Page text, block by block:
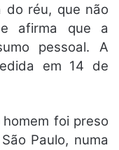
do réu, que não
afirma que a
pessoal. A
em 14 de
foi preso
Paulo, numa